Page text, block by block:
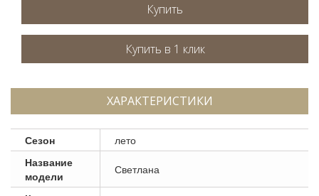
Купить
ХАРАКТЕРИСТИКИ
Сезон
лето
Название
модели
Светлана